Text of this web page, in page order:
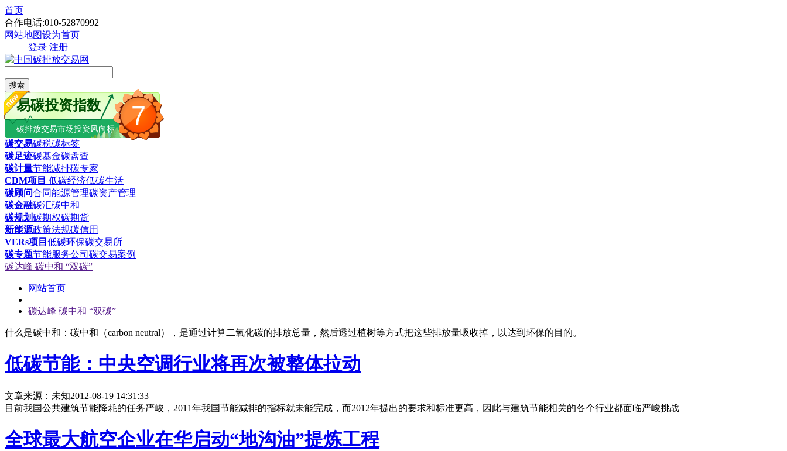
首页
合作电话:010-52870992
网站地图设为首页
登录 注册
搜索
7
易碳投资指数
碳排放交易市场投资风向标
碳交易碳税碳标签
碳足迹碳基金碳盘查
碳计量节能减排碳专家
CDM项目 低碳经济低碳生活
碳顾问合同能源管理碳资产管理
碳金融碳汇碳中和
碳规划碳期权碳期货
新能源政策法规碳信用
VERs项目 低碳环保碳交易所
碳专题节能服务公司 碳交易案例
碳达峰 碳中和 “双碳”
网站首页
碳达峰 碳中和 “双碳”
什么是碳中和：碳中和（carbon neutral），是通过计算二氧化碳的排放总量，然后透过植树等方式把这些排放量吸收掉，以达到环保的目的。
低碳节能：中央空调行业将再次被整体拉动
文章来源：未知2012-08-19 14:31:33
目前我国公共建筑节能降耗的任务严峻，2011年我国节能减排的指标就未能完成，而2012年提出的要求和标准更高，因此与建筑节能相关的各个行业都面临严峻挑战
全球最大航空企业在华启动“地沟油”提炼工程